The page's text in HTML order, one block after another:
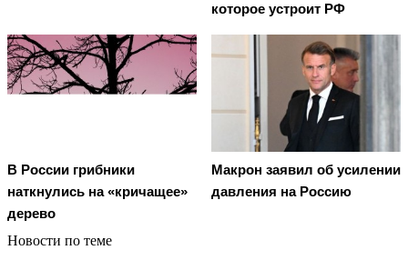
которое устроит РФ
В России грибники
наткнулись на «кричащее»
дерево
Макрон заявил об усилении
давления на Россию
Новости по теме